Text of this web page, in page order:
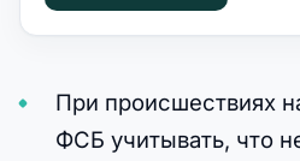
При происшествиях
ФСБ учитывать, что